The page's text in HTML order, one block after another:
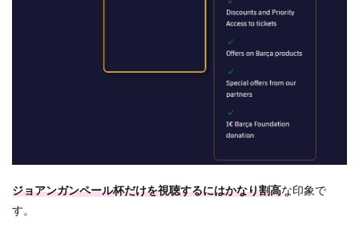
ジョアンガンペール杯だけを視聴するにはかなり割高な印象で
す。